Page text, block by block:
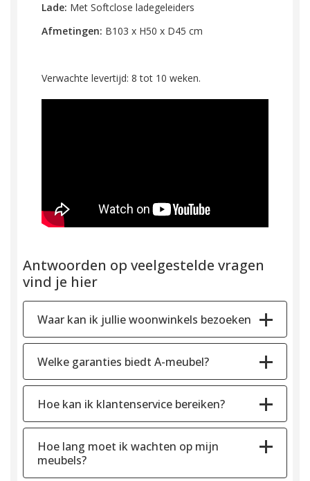
Lade: Met Softclose ladegeleiders
Afmetingen: B103 x H50 x D45 cm
Verwachte levertijd: 8 tot 10 weken.
Antwoorden op veelgestelde vragen
vind je hier
Waar kan ik jullie woonwinkels bezoeken
Welke garanties biedt A-meubel?
Hoe kan ik klantenservice bereiken?
Hoe lang moet ik wachten op mijn
meubels?